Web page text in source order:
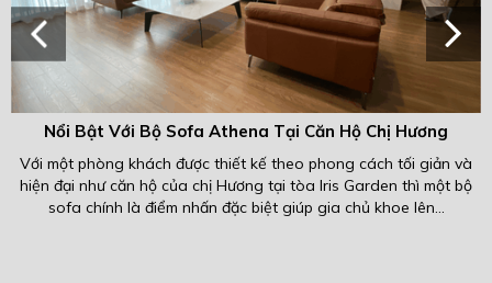
Nổi Bật Với Bộ Sofa Athena Tại Căn Hộ Chị Hương
Với một phòng khách được thiết kế theo phong cách tối giản và
hiện đại như căn hộ của chị Hương tại tòa Iris Garden thì một bộ
sofa chính là điểm nhấn đặc biệt giúp gia chủ khoe lên...